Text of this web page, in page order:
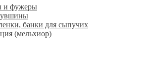
и фужеры
банки для сыпучих
(мельхиор)